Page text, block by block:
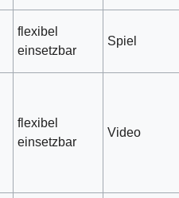
flexibel
einsetzbar
Spiel
flexibel
einsetzbar
Video